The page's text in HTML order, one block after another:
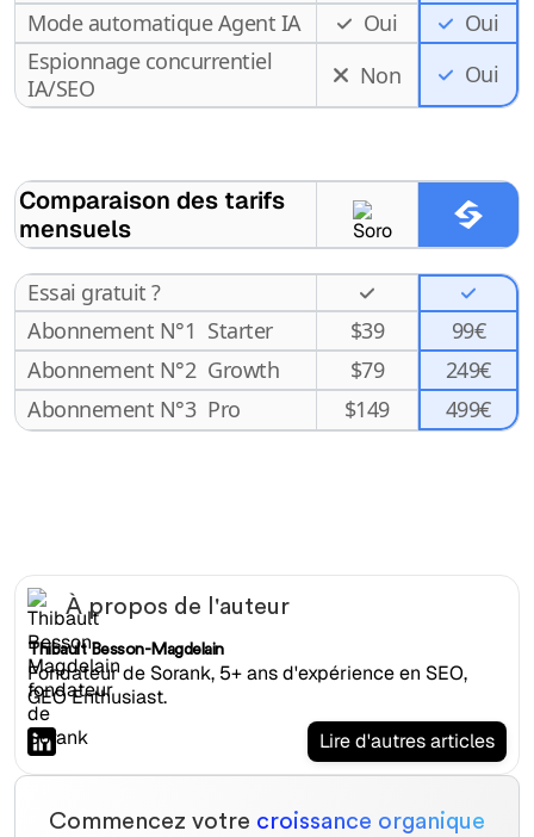
Mode automatique Agent IA
Oui
Oui
Espionnage concurrentiel
IA/SEO
Non Oui
Comparaison des tarifs
mensuels
Essai gratuit ?
Abonnement N°1 Starter $39
99€
Abonnement N°2 Growth $79
249€
Abonnement N°3 Pro $149 499€
À propos de l'auteur
Thibault Besson-Magdelain
Fondateur de Sorank, 5+ ans d'expérience en SEO,
GEO Enthusiast.
Lire d'autres articles
Commencez votre croissance organique